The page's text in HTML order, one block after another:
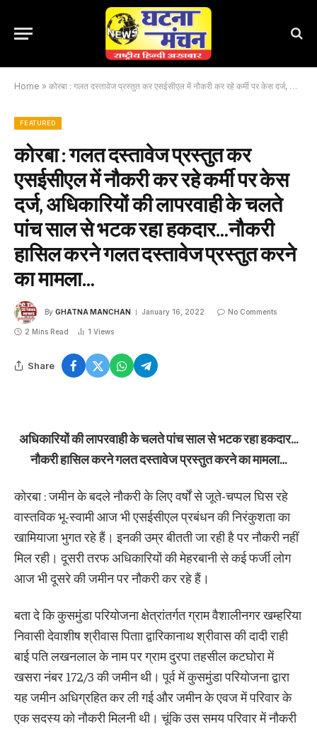
Home » कोरबा : गलत दस्तावेज प्रस्तुत कर एसईसीएल में नौकरी कर रहे कर्मी पर केस दर्ज, अधिकारियों की लापरवाही के चलते पांच साल से भटक रहा हकदार…नौकरी हासिल करने गलत दस्तावेज प्रस्तुत करने का मामला…
FEATURED
कोरबा : गलत दस्तावेज प्रस्तुत कर
एसईसीएल में नौकरी कर रहे कर्मी पर केस
दर्ज, अधिकारियों की लापरवाही के चलते
पांच साल से भटक रहा हकदार…नौकरी
हासिल करने गलत दस्तावेज प्रस्तुत करने
का मामला…
By GHATNA MANCHAN January 16, 2022 No Comments
2 Mins Read 1 Views
Share
अधिकारियों की लापरवाही के चलते पांच साल से भटक रहा हकदार…
नौकरी हासिल करने गलत दस्तावेज प्रस्तुत करने का मामला…
कोरबा : जमीन के बदले नौकरी के लिए वर्षों से जूते-चप्पल घिस रहे
वास्तविक भू-स्वामी आज भी एसईसीएल प्रबंधन की निरंकुशता का
खामियाजा भुगत रहे हैं। इनकी उम्र बीतती जा रही है पर नौकरी नहीं
मिल रही। दूसरी तरफ अधिकारियों की मेहरबानी से कई फर्जी लोग
आज भी दूसरे की जमीन पर नौकरी कर रहे हैं।
बता दे कि कुसमुंडा परियोजना क्षेत्रांतर्गत ग्राम वैशालीनगर खम्हरिया
निवासी देवाशीष श्रीवास पिताा द्वारिकानाथ श्रीवास की दादी राही
बाई पति लखनलाल के नाम पर ग्राम दुरपा तहसील कटघोरा में
खसरा नंबर 172/3 की जमीन थी। पूर्व में कुसमुंडा परियोजना द्वारा
यह जमीन अधिग्रहित कर ली गई और जमीन के एवज में परिवार के
एक सदस्य को नौकरी मिलनी थी। चूंकि उस समय परिवार में नौकरी